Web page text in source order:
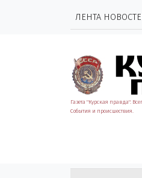
ЛЕНТА
Газета "Курская правда".
События и происшествия.